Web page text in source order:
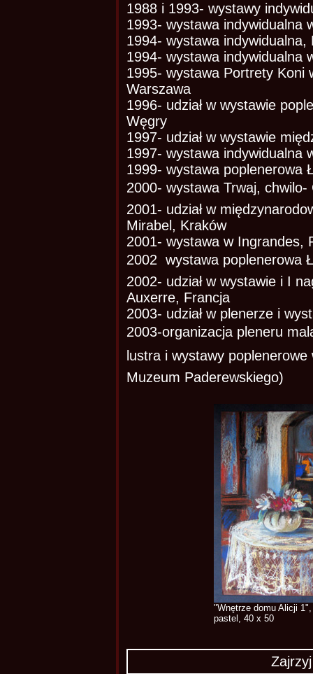
1988 i 1993- wystawy
1993- wystawa indywidualna
1994- wystawa indywidualna,
1994- wystawa indywidualna
1995- wystawa Portrety Koni
Warszawa
1996- udział w wystawie
Węgry
1997- udział w wystawie
1997- wystawa indywidualna
1999- wystawa poplenerowa
2000- wystawa Trwaj,
2001- udział w
Mirabel, Kraków
2001- wystawa w Ingrandes,
2002  wystawa poplenerowa
2002- udział w wystawie i I
Auxerre, Francja
2003- udział w plenerze i
2003-organizacja pleneru
lustra i wystawy
Muzeum Paderewskiego)
"Wnętrze domu Alicji
pastel, 40 x 50